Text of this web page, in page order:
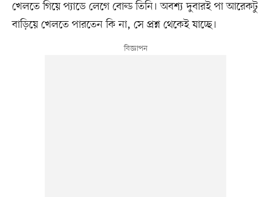
খেলতে গিয়ে প্যাডে লেগে বোল্ড তিনি। অবশ্য দুবারই পা আরেকটু
বাড়িয়ে খেলতে পারতেন কি না, সে প্রশ্ন থেকেই যাচ্ছে।